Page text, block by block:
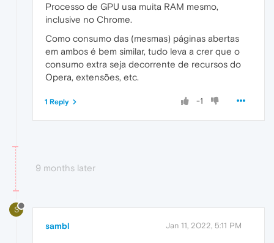
Processo de GPU usa muita RAM mesmo,
inclusive no Chrome.
Como consumo das (mesmas) páginas abertas
em ambos é bem similar, tudo leva a crer que o
consumo extra seja decorrente de recursos do
Opera, extensões, etc.
-1
1 Reply
9 months later
S
sambl Jan 11, 2022, 5:11 PM